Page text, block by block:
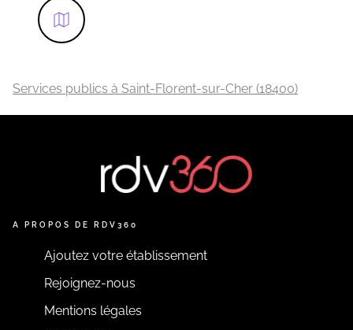
Services publics à Saint-Florent-sur-Cher (18400)
A PROPOS DE RDV360
Ajoutez votre établissement
Rejoignez-nous
Mentions légales